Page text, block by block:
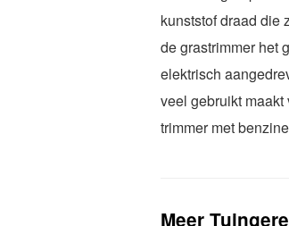
kunststof draad die
de grastrimmer het
elektrisch
veel gebruikt
trimmer met
Meer